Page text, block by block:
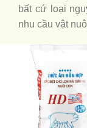
bất cứ loại
nhu cầu vật